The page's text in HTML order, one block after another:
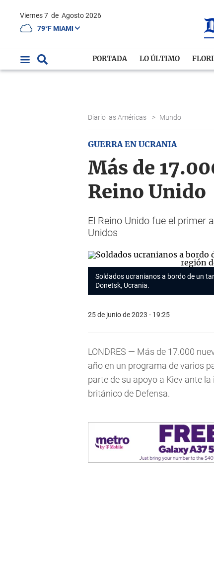
Viernes 7 de Agosto 2026
79°F MIAMI
PORTADA LO ÚLTIMO
Diario las Américas > Mundo
GUERRA EN UCRANIA
Más de
Reino Unido
El Reino Unido fue el primer
Unidos
Soldados ucranianos a bordo de un
Donetsk, Ucrania.
25 de junio de 2023 - 19:25
LONDRES — Más de 17.000
año en un programa de varios
parte de su apoyo a Kiev ante
británico de Defensa.